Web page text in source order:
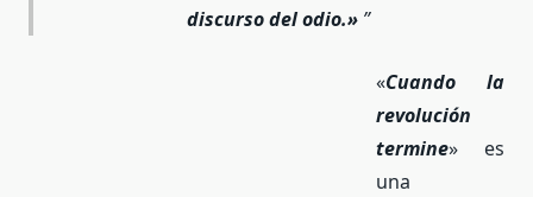
discurso del odio.»
«Cuando la
revolución
termine» es
una